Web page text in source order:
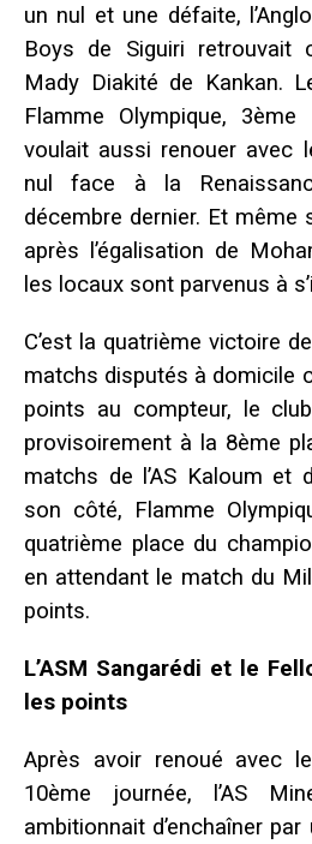
un nul et une défaite,
Boys de Siguiri retrouvait
Mady Diakité de Kankan.
Flamme Olympique,
voulait aussi renouer avec
nul face à la
décembre dernier. Et même
après l’égalisation de
les locaux sont parvenus à
C’est la quatrième victoire
matchs disputés à domicile
points au compteur, le
provisoirement à la 8ème
matchs de l’AS Kaloum et
son côté, Flamme
quatrième place du
en attendant le match du
points.
L’ASM Sangarédi et le
les points
Après avoir renoué avec
10ème journée, l’AS
ambitionnait d’enchaîner